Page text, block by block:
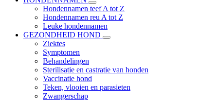
Hondennamen teef A tot Z
Hondennamen reu A tot Z
Leuke hondennamen
GEZONDHEID HOND
Ziektes
Symptomen
Behandelingen
Sterilisatie en castratie van honden
Vaccinatie hond
Teken, vlooien en parasieten
Zwangerschap